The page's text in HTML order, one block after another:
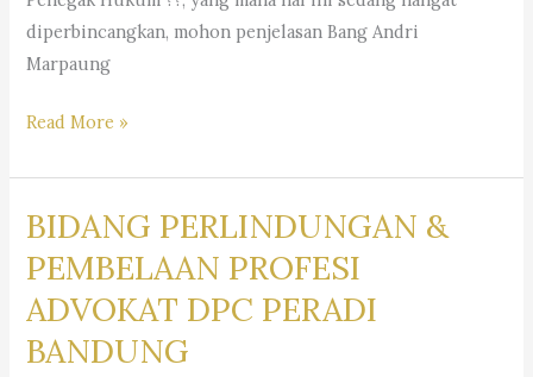
diperbincangkan, mohon penjelasan Bang Andri
Marpaung
ADVOKAT
PENEGAK
HUKUM,
KATA
HUKUM
???
Read More »
BIDANG PERLINDUNGAN &
PEMBELAAN PROFESI
ADVOKAT DPC PERADI
BANDUNG